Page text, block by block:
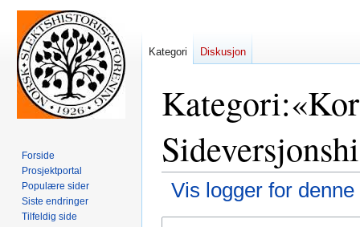
Vis logger for denne
Kategori Diskusjon
Forside
Prosjektportal
Populære sider
Siste endringer
Tilfeldig side